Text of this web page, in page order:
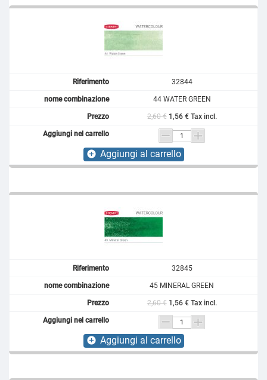
32844
44 WATER GREEN
2,60 € 1,56 € Tax incl.
add_circle Aggiungi al carrello
32845
45 MINERAL GREEN
2,60 € 1,56 € Tax incl.
add_circle Aggiungi al carrello